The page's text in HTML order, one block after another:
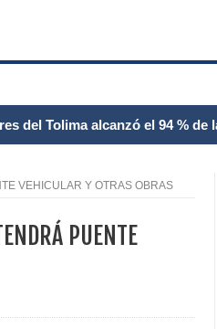
con una nueva
para el abordaje de las
VEHICULAR Y OTRAS OBRAS
PUENTE